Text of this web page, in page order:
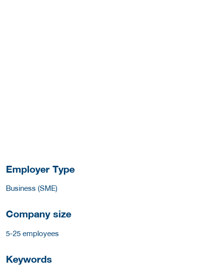
Employer Type
Business (SME)
Company size
5-25 employees
Keywords